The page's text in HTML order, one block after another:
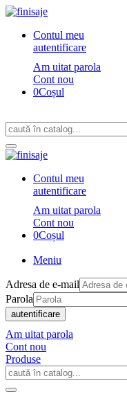
Contul meu
autentificare
Am uitat parola
Cont nou
0Coșul
Contul meu
autentificare
Am uitat parola
Cont nou
0Coșul
Meniu
Adresa de e-mail
Parola
autentificare
Am uitat parola
Cont nou
Produse